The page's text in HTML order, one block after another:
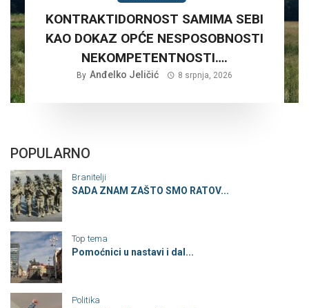
KONTRAKTIDORNOST SAMIMA SEBI
KAO DOKAZ OPĆE NESPOSOBNOSTI
NEKOMPETENTNOSTI….
By Anđelko Jeličić 8 srpnja, 2026
POPULARNO
Branitelji
SADA ZNAM ZAŠTO SMO RATOV...
Top tema
Pomoćnici u nastavi i dal...
Politika